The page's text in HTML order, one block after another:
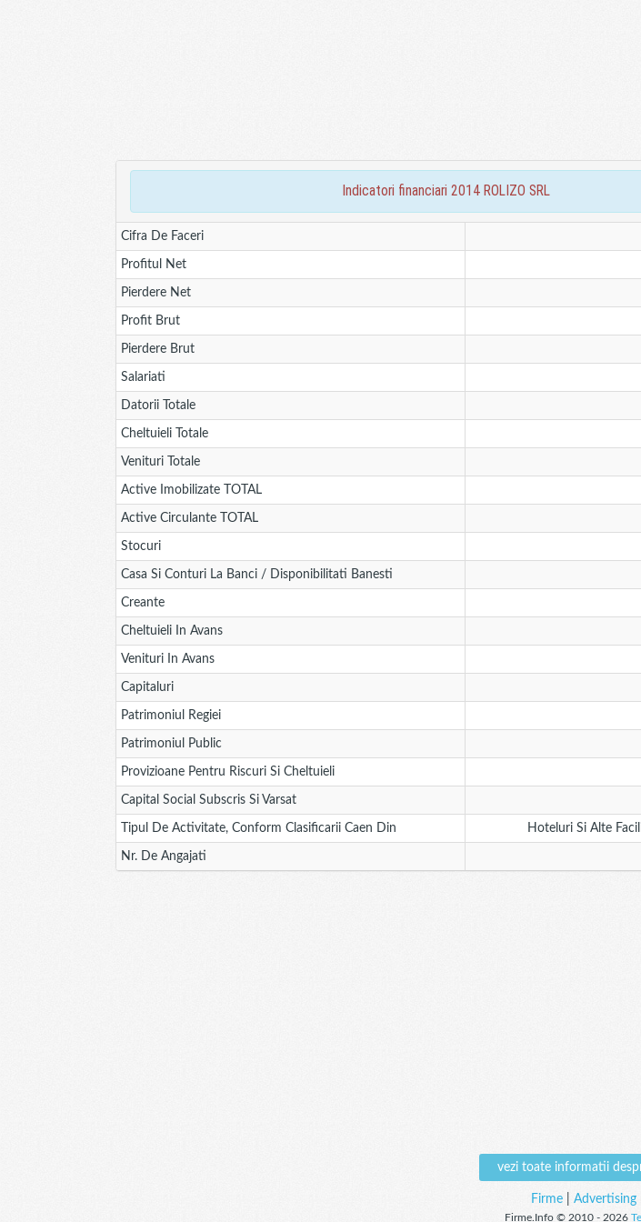
indicatori financiari 2014 ROLIZO SRL
Cifra De Faceri
Profitul Net
Pierdere Net
Profit Brut
Pierdere Brut
Salariati
Datorii Totale
Cheltuieli Totale
Venituri Totale
Active Imobilizate TOTAL
Active Circulante TOTAL
Stocuri
Casa Si Conturi La Banci / Disponibilitati Banesti
Creante
Cheltuieli In Avans
Venituri In Avans
Capitaluri
Patrimoniul Regiei
Patrimoniul Public
Provizioane Pentru Riscuri Si Cheltuieli
Capital Social Subscris Si Varsat
Tipul De Activitate, Conform Clasificarii Caen Din Hoteluri Si Alte
Nr. De Angajati
vezi toate informatii
Firme| Advertising|
Firme.Info © 2010 - 2026